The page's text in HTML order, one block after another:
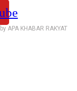
APA KHABAR RAKYAT